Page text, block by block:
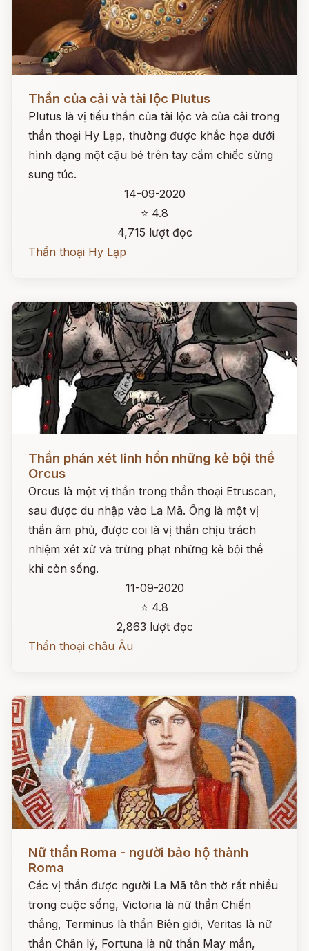
Đọc ngay
Thần của cải và tài lộc Plutus
Plutus là vị tiểu thần của tài lộc và của cải trong
thần thoại Hy Lạp, thường được khắc họa dưới
hình dạng một cậu bé trên tay cầm chiếc sừng
sung túc.
14-09-2020
⭐ 4.8
4,715 lượt đọc
Thần thoại Hy Lạp
Đọc ngay
Thần phán xét linh hồn những kẻ bội thề
Orcus
Orcus là một vị thần trong thần thoại Etruscan,
sau được du nhập vào La Mã. Ông là một vị
thần âm phủ, được coi là vị thần chịu trách
nhiệm xét xử và trừng phạt những kẻ bội thề
khi còn sống.
11-09-2020
⭐ 4.8
2,863 lượt đọc
Thần thoại châu Âu
Nữ thần Roma - người bảo hộ thành
Roma
Các vị thần được người La Mã tôn thờ rất nhiều
trong cuộc sống, Victoria là nữ thần Chiến
thắng, Terminus là thần Biên giới, Veritas là nữ
thần Chân lý, Fortuna là nữ thần May mắn,